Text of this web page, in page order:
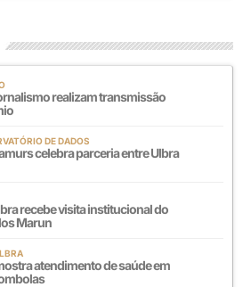
realizam transmissão
DE DADOS
celebra parceria entre Ulbra
recebe visita institucional do
Marun
atendimento de saúde em